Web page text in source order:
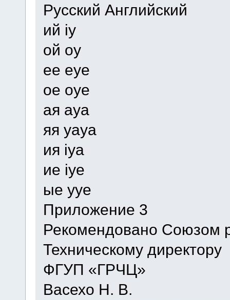
Русский Английский
ий iy
ой oy
ее eye
ое oye
ая aya
яя yaya
ия iya
ие iye
ые yye
Приложение 3
Рекомендовано Союзом
Техническому директору
ФГУП «ГРЧЦ»
Васехо Н. В.